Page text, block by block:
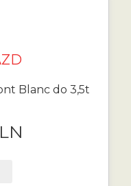
Blanc do 3,5t